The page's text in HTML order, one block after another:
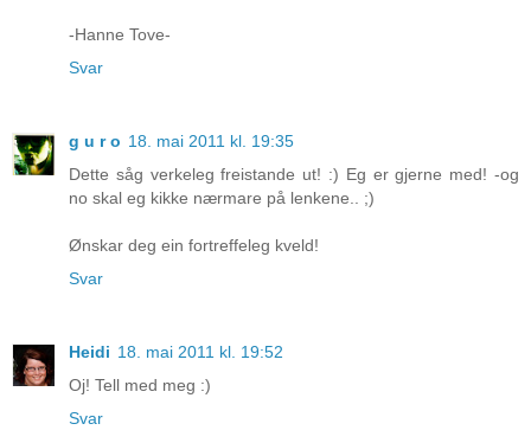
-Hanne Tove-
Svar
g u r o 18. mai 2011 kl. 19:35
Dette såg verkeleg freistande ut! :) Eg er gjerne med! -og
no skal eg kikke nærmare på lenkene.. ;)
Ønskar deg ein fortreffeleg kveld!
Svar
Heidi 18. mai 2011 kl. 19:52
Oj! Tell med meg :)
Svar